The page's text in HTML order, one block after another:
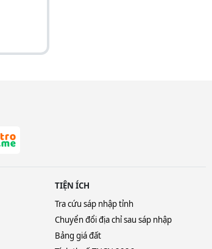
TIỆN ÍCH
Tra cứu sáp nhập tỉnh
Chuyển đổi địa chỉ sau sáp nhập
Bảng giá đất